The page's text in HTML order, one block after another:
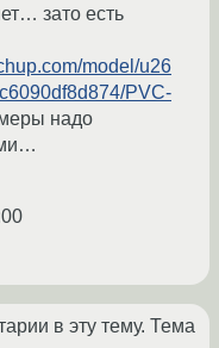
зато есть
model/u26
PVC-
надо
в эту тему. Тема